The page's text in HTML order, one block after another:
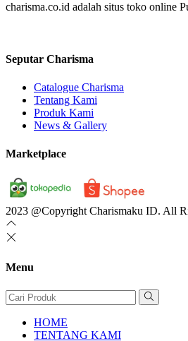
charisma.co.id adalah situs toko online
Seputar Charisma
Catalogue Charisma
Tentang Kami
Produk Kami
News & Gallery
Marketplace
2023 @Copyright Charismaku ID. All
Menu
HOME
TENTANG KAMI